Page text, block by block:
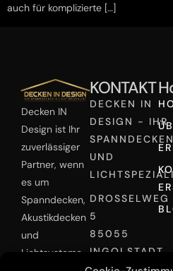
auch für komplizierte […]
Decken IN
Design ist Ihr
zuverlässiger
Partner, wenn
es um
Spanndecken,
Akustikdecken
und
Lichtsysteme
KONTAKT
DECKEN IN
DESIGN - IHR
SPANNDECKEN
UND
DROSSELWEG
5
85055
INGOLSTADT